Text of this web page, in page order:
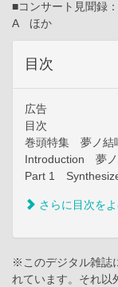
■コンサート見聞録
A ほか
目次
広告
目次
巻頭特集 夢ノ結
Introduction 夢ノ
Part 1
さらに目次を
※このデジタル雑誌
れています。それ以